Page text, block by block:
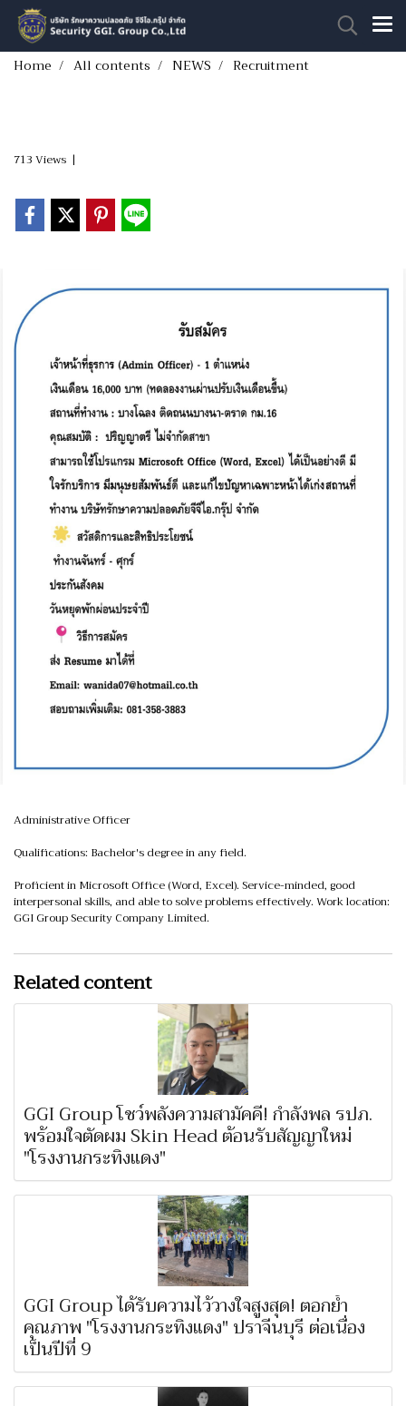
Home All contents NEWS Recruitment
713 Views |
Administrative Officer
Qualifications: Bachelor's degree in any field.
Proficient in Microsoft Office (Word, Excel). Service-minded, good
interpersonal skills, and able to solve problems effectively. Work location:
GGI Group Security Company Limited.
Related content
GGI Group โชว์พลังความสามัคคี! กำลังพล รปภ.
พร้อมใจตัดผม Skin Head ต้อนรับสัญญาใหม่
"โรงงานกระทิงแดง"
GGI Group ได้รับความไว้วางใจสูงสุด! ตอกย้ำ
คุณภาพ "โรงงานกระทิงแดง" ปราจีนบุรี ต่อเนื่อง
เป็นปีที่ 9